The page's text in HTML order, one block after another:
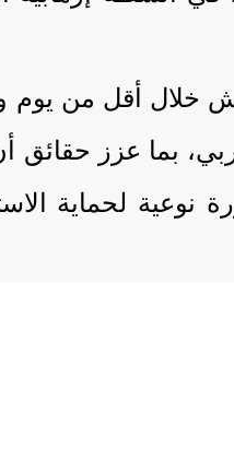
خلال أقل من يوم
بما عزز حقائق
لحماية